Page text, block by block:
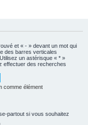
et « - » devant un mot qui
des barres verticales
un astérisque « * »
effectuer des recherches
comme élément
partout si vous souhaitez